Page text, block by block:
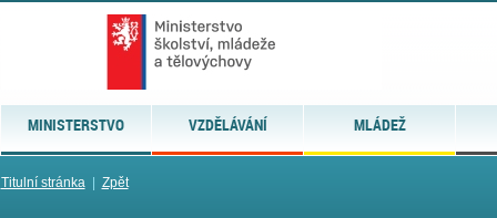
MINISTERSTVO VZDĚLÁVÁNÍ MLÁDEŽ
Titulní stránka| Zpět